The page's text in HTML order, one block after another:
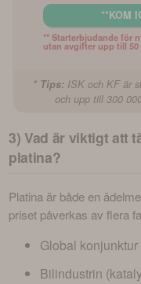
**KOM
** Starterbjudande för
utan avgifter upp till
* Tips:ISK och KF är
och upp till 300
3) Vad är viktigt att
platina?
Platina är både en
priset påverkas av flera
Global
Bilindustrin